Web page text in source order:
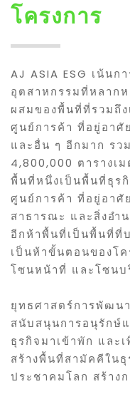
โครงการ
AJ ASIA ESG เน้นก
อุตสาหกรรมที่หลาก
ผสมของพื้นที่ที่รวมถึ
ศูนย์การค้า ที่อยู่อาศั
และอื่น ๆ อีกมาก ร
4,800,000 ตารางเ
พื้นที่หนึ่งเป็นพื้นที่ธุร
ศูนย์การค้า ที่อยู่อาศั
สาธารณะ และสิ่งอำ
อีกห้าพื้นที่เป็นพื้นที่ที่
เป็นห้าขั้นตอนของโ
โซนหน้าที่ และโซนบ
ยุทธศาสตร์การพัฒน
สนับสนุนการอนุรักษ์
ธุรกิจมาเข้าพัก และ
สร้างพื้นที่สามัคคีใน
ประชาคมโลก สร้าง